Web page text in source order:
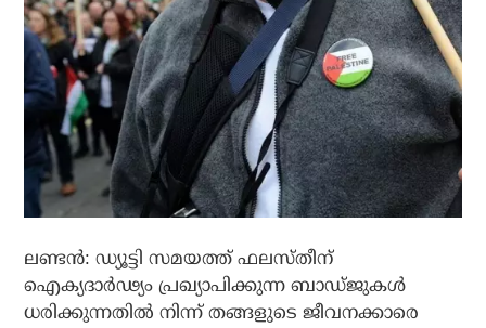
ലണ്ടന്‍: ഡ്യൂട്ടി സമയത്ത് ഫലസ്തീന്
ഐക്യദാര്‍ഢ്യം പ്രഖ്യാപിക്കുന്ന ബാഡ്ജുകള്‍
ധരിക്കുന്നതില്‍ നിന്ന് തങ്ങളുടെ ജീവനക്കാരെ